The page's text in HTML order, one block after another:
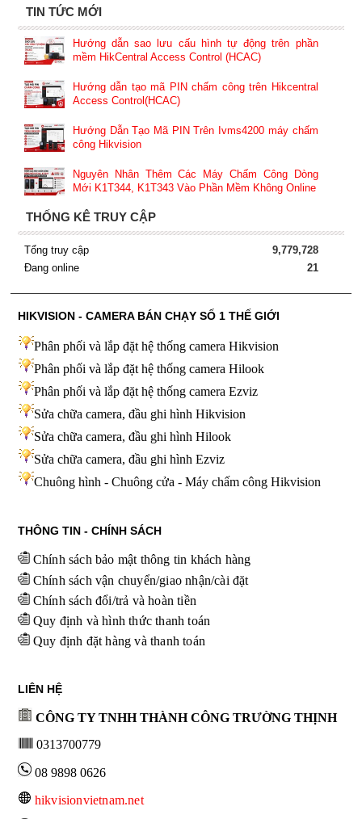
TIN TỨC MỚI
Hướng dẫn sao lưu cấu hình tự động trên phần
mềm HikCentral Access Control (HCAC)
Hướng dẫn tạo mã PIN chấm công trên Hikcentral
Access Control(HCAC)
Hướng Dẫn Tạo Mã PIN Trên Ivms4200 máy chấm
công Hikvision
Nguyên Nhân Thêm Các Máy Chấm Công Dòng
Mới K1T344, K1T343 Vào Phần Mềm Không Online
THỐNG KÊ TRUY CẬP
Tổng truy cập
9,779,728
Đang online
21
HIKVISION - CAMERA BÁN CHẠY SỐ 1 THẾ GIỚI
Phân phối và lắp đặt hệ thống camera Hikvision
Phân phối và lắp đặt hệ thống camera Hilook
Phân phối và lắp đặt hệ thống camera Ezviz
Sửa chữa camera, đầu ghi hình Hikvision
Sửa chữa camera, đầu ghi hình Hilook
Sửa chữa camera, đầu ghi hình Ezviz
Chuông hình - Chuông cửa - Máy chấm công Hikvision
THÔNG TIN - CHÍNH SÁCH
Chính sách bảo mật thông tin khách hàng
Chính sách vận chuyển/giao nhận/cài đặt
Chính sách đổi/trả và hoàn tiền
Quy định và hình thức thanh toán
Quy định đặt hàng và thanh toán
LIÊN HỆ
CÔNG TY TNHH THÀNH CÔNG TRƯỜNG THỊNH
0313700779
08 9898 0626
hikvisionvietnam.net